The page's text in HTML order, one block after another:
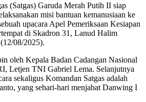
(Satgas) Garuda Merah Putih II siap
misi bantuan kemanusiaan ke
upacara Apel Pemeriksaan Kesiapan
di Skadron 31, Lanud Halim
08/2025).
oleh Kepala Badan Cadangan Nasional
Letjen TNI Gabriel Lema. Selanjutnya
sekaligus Komandan Satgas adalah
yang sehari-hari menjabat Danwing I